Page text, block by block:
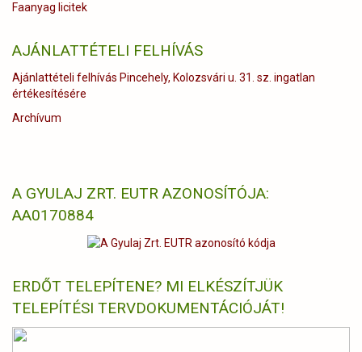
Faanyag licitek
AJÁNLATTÉTELI FELHÍVÁS
Ajánlattételi felhívás Pincehely, Kolozsvári u. 31. sz. ingatlan
értékesítésére
Archívum
A GYULAJ ZRT. EUTR AZONOSÍTÓJA:
AA0170884
ERDŐT TELEPÍTENE? MI ELKÉSZÍTJÜK
TELEPÍTÉSI TERVDOKUMENTÁCIÓJÁT!